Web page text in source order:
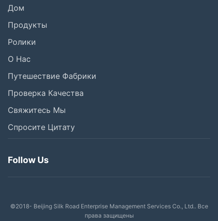
Дом
Продукты
Ролики
О Нас
Путешествие Фабрики
Проверка Качества
Свяжитесь Мы
Спросите Цитату
Follow Us
©2018- Beijing Silk Road Enterprise Management Services Co., Ltd.. Все
права защищены